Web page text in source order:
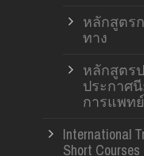
หลักสูตร
ทาง
หลักสูตร
ประกาศ
การแพท
International
Short Courses